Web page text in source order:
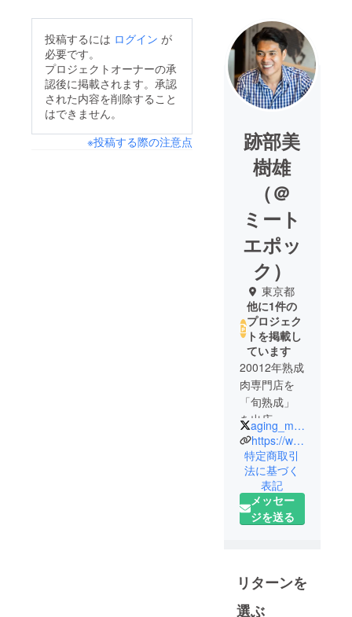
投稿するには ログイン が
必要です。
プロジェクトオーナーの承
認後に掲載されます。承認
された内容を削除すること
はできません。
※投稿する際の注意点
跡部美
樹雄
（＠
ミート
エポッ
ク）
東京都
他に1件の
プロジェク
トを掲載し
ています
20012年熟成
肉専門店を
「旬熟成」
を出店。熟
成には発酵
菌が重要と
知り、飲食
店の経営の
傍ら、菌と
肉の研究に
と産学連携
にて、約4年
の歳月をか
aging_meatepoch
https://www.meatepoch.com/
特定商取引
法に基づく
表記
メッセー
ジを送る
リターンを
選ぶ